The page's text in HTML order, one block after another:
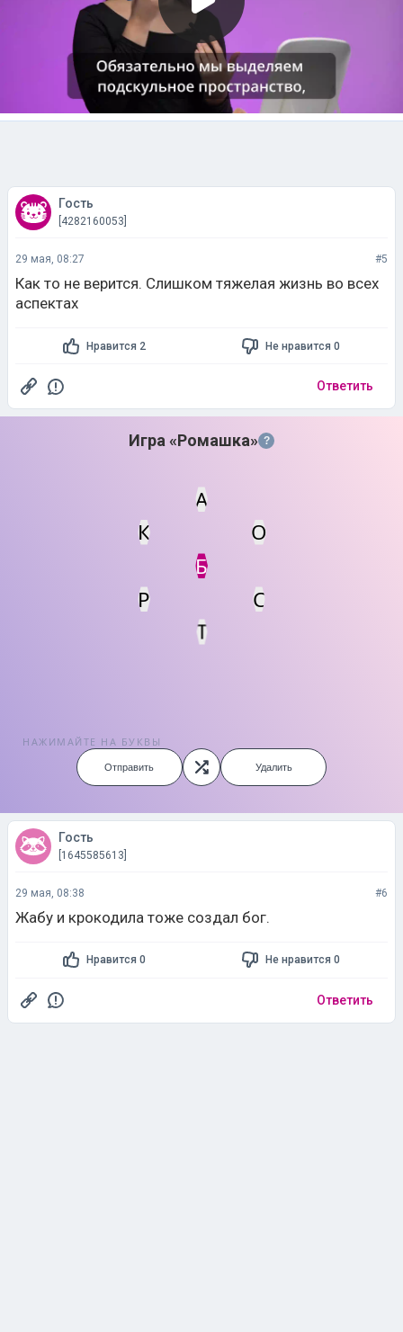
Гость
[4282160053]
29 мая, 08:27 #5
Как то не верится. Слишком тяжелая жизнь во всех
аспектах
Нравится 2 Не нравится 0
Ответить
Игра «Ромашка» ?
Мин. кол-во очков
Б
А
К О
Р
С
Т
НАЖИМАЙТЕ НА БУКВЫ
Отправить Удалить
Гость
[1645585613]
29 мая, 08:38 #6
Жабу и крокодила тоже создал бог.
Нравится 0 Не нравится 0
Ответить